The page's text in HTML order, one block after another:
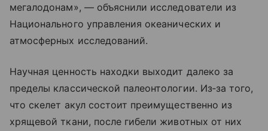
мегалодонам», — объяснили исследователи из
Национального управления океанических и
атмосферных исследований.
Научная ценность находки выходит далеко за
пределы классической палеонтологии. Из‑за того,
что скелет акул состоит преимущественно из
хрящевой ткани, после гибели животных от них